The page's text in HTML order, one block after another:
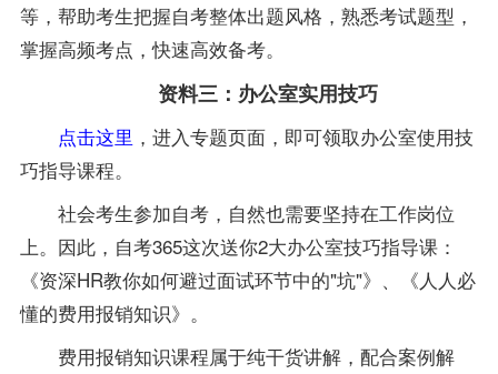
等，帮助考生把握自考整体出题风格，熟悉考试题型，
掌握高频考点，快速高效备考。
资料三：办公室实用技巧
点击这里 ，进入专题页面，即可领取办公室使用技
巧指导课程。
社会考生参加自考，自然也需要坚持在工作岗位
上。因此，自考365这次送你2大办公室技巧指导课：
《资深HR教你如何避过面试环节中的"坑"》、《人人必
懂的费用报销知识》。
费用报销知识课程属于纯干货讲解，配合案例解